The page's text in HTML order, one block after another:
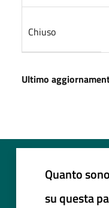
Chiuso
Ultimo
Quanto
su questa